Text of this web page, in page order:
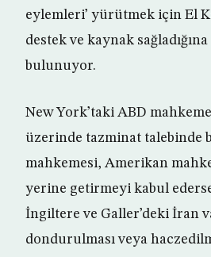
eylemleri’ yürütmek için El
destek ve kaynak
bulunuyor.
New York’taki ABD
üzerinde tazminat talebinde
mahkemesi, Amerikan
yerine getirmeyi kabul
İngiltere ve Galler’deki İran
dondurulması veya